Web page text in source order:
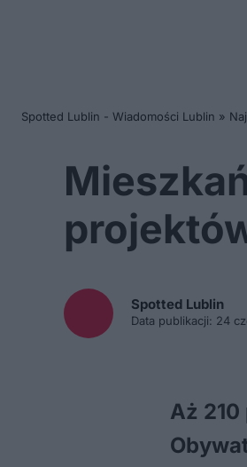
Spotted Lublin - Wiadomości Lublin »
Spotted Lublin
Data publikacji: 24
Aż